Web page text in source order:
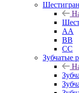
AA
BB
CC
Зубчатые